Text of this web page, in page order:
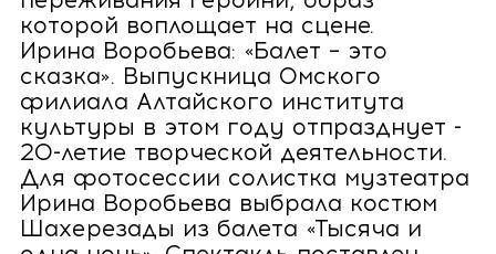
которой воплощает на сцене.
Ирина Воробьева: «Балет – это
сказка». Выпускница Омского
филиала Алтайского института
культуры в этом году отпразднует ­
20-летие творческой деятельности.
Для фотосессии солистка музтеатра
Ирина Воробьева выбрала костюм
Шахерезады из балета «Тысяча и